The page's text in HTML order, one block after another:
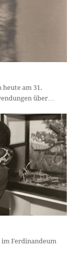
heute am 31.
über…
im Ferdinandeum